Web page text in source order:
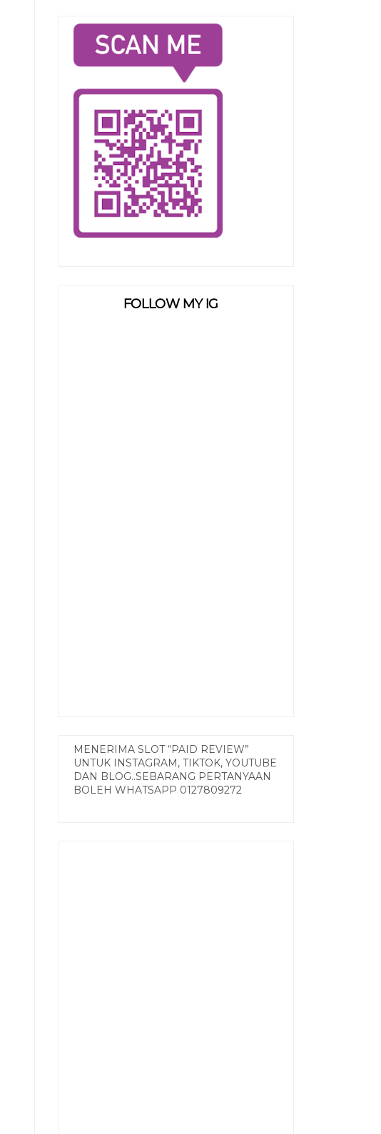
FOLLOW MY IG
MENERIMA SLOT “PAID REVIEW”
UNTUK INSTAGRAM, TIKTOK, YOUTUBE
DAN BLOG..SEBARANG PERTANYAAN
BOLEH WHATSAPP 0127809272